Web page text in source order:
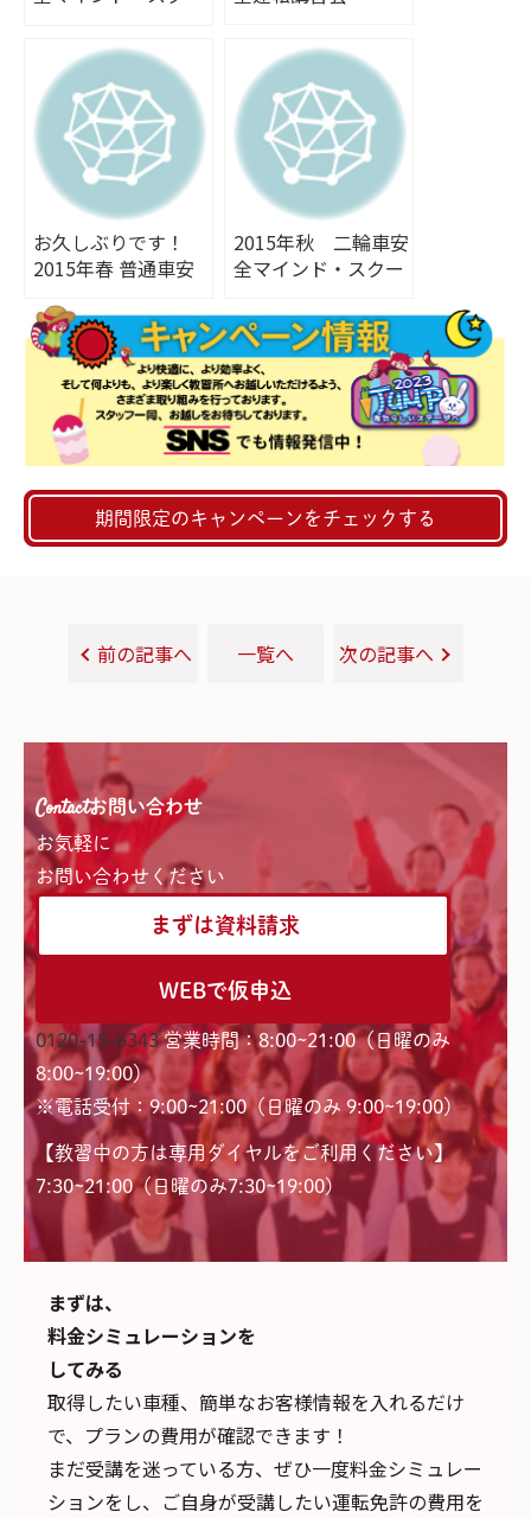
お久しぶりです！
2015年春 普通車安
2015年秋 二輪車安
全マインド・スクー
期間限定のキャンペーンをチェックする
前の記事へ 一覧へ 次の記事へ
Contactお問い合わせ
お気軽に
お問い合わせください
まずは資料請求
WEBで仮申込
0120-15-6343 営業時間：8:00~21:00（日曜のみ
8:00~19:00）
※電話受付：9:00~21:00（日曜のみ 9:00~19:00）
【教習中の方は専用ダイヤルをご利用ください】
7:30~21:00（日曜のみ7:30~19:00)
まずは、
料金シミュレーションを
してみる
取得したい車種、簡単なお客様情報を入れるだけ
で、 プランの費用が確認できます！
まだ受講を迷っている方、ぜひ一度料金シミュレー
ションをし、ご自身が受講したい運転免許の費用を